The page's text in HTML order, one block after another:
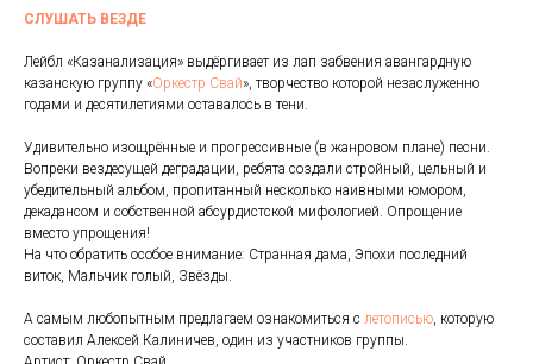
СЛУШАТЬ ВЕЗДЕ
Лейбл «Казанализация» выдёргивает из лап забвения авангардную
казанскую группу «Оркестр Свай», творчество которой незаслуженно
годами и десятилетиями оставалось в тени.
Удивительно изощрённые и прогрессивные (в жанровом плане) песни.
Вопреки вездесущей деградации, ребята создали стройный, цельный и
убедительный альбом, пропитанный несколько наивными юмором,
декадансом и собственной абсурдистской мифологией. Опрощение
вместо упрощения!
На что обратить особое внимание: Странная дама, Эпохи последний
виток, Мальчик голый, Звёзды.
А самым любопытным предлагаем ознакомиться с летописью, которую
составил Алексей Калиничев, один из участников группы.